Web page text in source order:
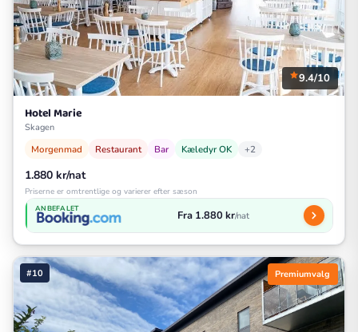
9.4/10
Hotel Marie
Skagen
Morgenmad Restaurant Bar Kæledyr OK +2
1.880 kr/nat
Priserne er omtrentlige og varierer efter sæson
ANBEFALET Fra 1.880 kr/nat
#10 Premiumvalg